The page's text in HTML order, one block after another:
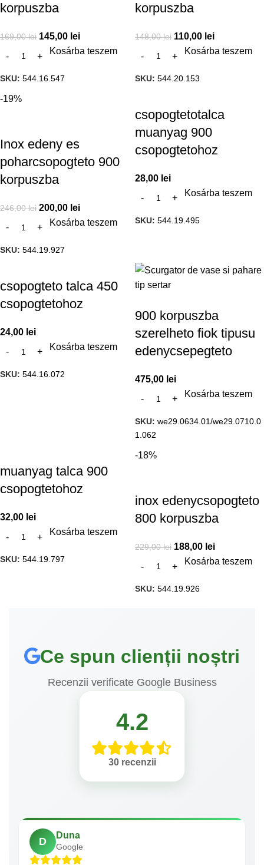
korpuszba
169,00lei 145,00 lei
Kosárba teszem
SKU: 544.16.547
korpuszba
148,00lei 110,00 lei
Kosárba teszem
SKU: 544.20.153
-19%
Inox edeny es
poharcsopogteto 900
korpuszba
246,00lei 200,00 lei
Kosárba teszem
SKU: 544.19.927
csopogtetotalca
muanyag 900
csopogtetohoz
28,00 lei
Kosárba teszem
SKU: 544.19.495
csopogteto talca 450
csopogtetohoz
24,00 lei
Kosárba teszem
SKU: 544.16.072
900 korpuszba
szerelheto fiok tipusu
edenycsepegteto
475,00 lei
Kosárba teszem
SKU: we29.0634.01/we29.0710.0
1.062
muanyag talca 900
csopogtetohoz
32,00 lei
Kosárba teszem
SKU: 544.19.797
-18%
inox edenycsopogteto
800 korpuszba
229,00lei 188,00 lei
Kosárba teszem
SKU: 544.19.926
Ce spun clienții noștri
Recenzii verificate Google Business
4.2
30 recenzii
D
Duna
Google